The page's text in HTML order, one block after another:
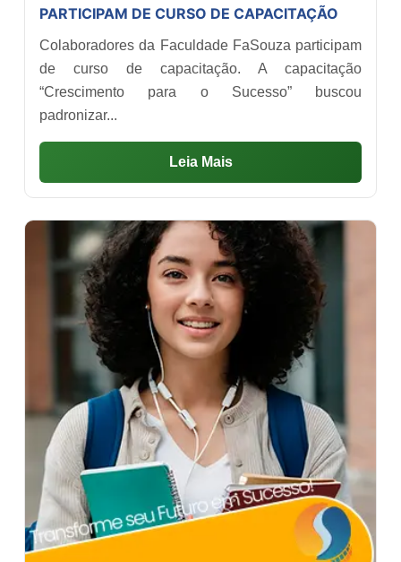
PARTICIPAM DE CURSO DE CAPACITAÇÃO
Colaboradores da Faculdade FaSouza participam
de curso de capacitação. A capacitação
“Crescimento para o Sucesso” buscou
padronizar...
Leia Mais